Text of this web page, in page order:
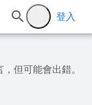
登入
但可能會出錯。